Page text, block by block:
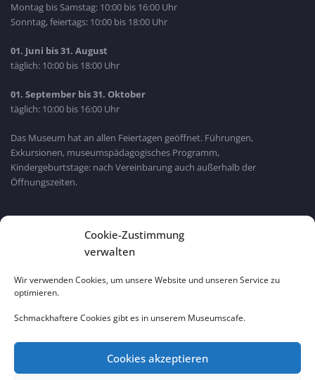
Cookie-Zustimmung
verwalten
Wir verwenden Cookies, um unsere Website und unseren Service zu
optimieren.
Schmackhaftere Cookies gibt es in unserem Museumscafe.
Cookies akzeptieren
Montag bis Samstag: 10:00 bis 16:00 Uhr
Sonntag, feiertags: 10:00 bis 18:00 Uhr
01. Juni bis 31. August
täglich: 10:00 bis 18:00 Uhr
01. September bis 31. Oktober
täglich: 10:00 bis 16:00 Uhr
Das Museum hat an allen Feiertagen geöffnet. Führungen,
Exkursionen, museumspädagogisches Programm,
Kindergeburtstage: nach Vereinbarung auch außerhalb der
Öffnungszeiten.
Bayern Wlan